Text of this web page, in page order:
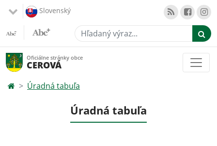
Slovenský
Hľadaný výraz...
Oficiálne stránky obce
CEROVÁ
Úradná tabuľa
Úradná tabuľa